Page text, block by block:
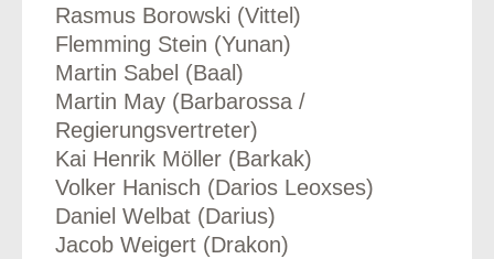
Rasmus Borowski (Vittel)
Flemming Stein (Yunan)
Martin Sabel (Baal)
Martin May (Barbarossa /
Regierungsvertreter)
Kai Henrik Möller (Barkak)
Volker Hanisch (Darios Leoxses)
Daniel Welbat (Darius)
Jacob Weigert (Drakon)